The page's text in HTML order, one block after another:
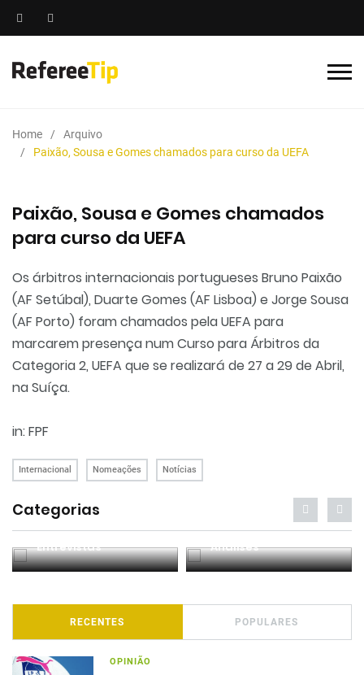
Home
Arquivo
Paixão, Sousa e Gomes chamados para curso da UEFA
Paixão, Sousa e Gomes chamados
para curso da UEFA
Os árbitros internacionais portugueses Bruno Paixão
(AF Setúbal), Duarte Gomes (AF Lisboa) e Jorge Sousa
(AF Porto) foram chamados pela UEFA para
marcarem presença num Curso para Árbitros da
Categoria 2, UEFA que se realizará de 27 a 29 de Abril,
na Suíça.
in: FPF
Internacional Nomeações Notícias
Categorias
Entrevistas Análises
RECENTES POPULARES
OPINIÃO